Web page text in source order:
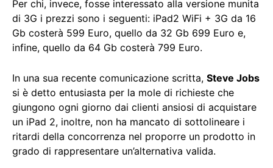
Per chi, invece, fosse interessato alla versione munita
di 3G i prezzi sono i seguenti: iPad2 WiFi + 3G da 16
Gb costerà 599 Euro, quello da 32 Gb 699 Euro e,
infine, quello da 64 Gb costerà 799 Euro.
In una sua recente comunicazione scritta, Steve Jobs
si è detto entusiasta per la mole di richieste che
giungono ogni giorno dai clienti ansiosi di acquistare
un iPad 2, inoltre, non ha mancato di sottolineare i
ritardi della concorrenza nel proporre un prodotto in
grado di rappresentare un’alternativa valida.